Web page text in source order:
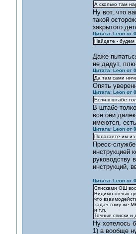
А сколько там
Ну вот, что
такой
закрытого
Цитата: Leon от
Найдете - будем
Даже
не дадут,
Цитата: Leon от
Да там сами
Опять
Цитата: Leon от
Если в штабе
В штабе
все они
имеются,
Цитата: Leon от
Полагаете им
Пресс-
инструкцией
руководству
инструкций,
Цитата: Leon от
Списками ОШ
Видимо ночью
что
задач тому же
и т.п.
Точные списки и
Ну хотелось
1) а вообще